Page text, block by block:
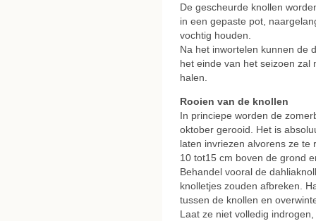
De gescheurde knollen
in een gepaste pot,
vochtig houden.
Na het inwortelen kunnen de
het einde van het seizoen zal
halen.
Rooien van de knollen
In princiepe worden de
oktober gerooid. Het is
laten invriezen alvorens ze te
10 tot15 cm boven de grond
Behandel vooral de
knolletjes zouden afbreken.
tussen de knollen en
Laat ze niet volledig